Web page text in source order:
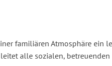
familiären Atmosphäre ein
alle sozialen,